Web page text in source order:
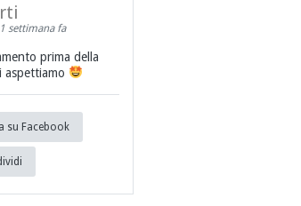
settimana fa
prima della
aspettiamo
su Facebook